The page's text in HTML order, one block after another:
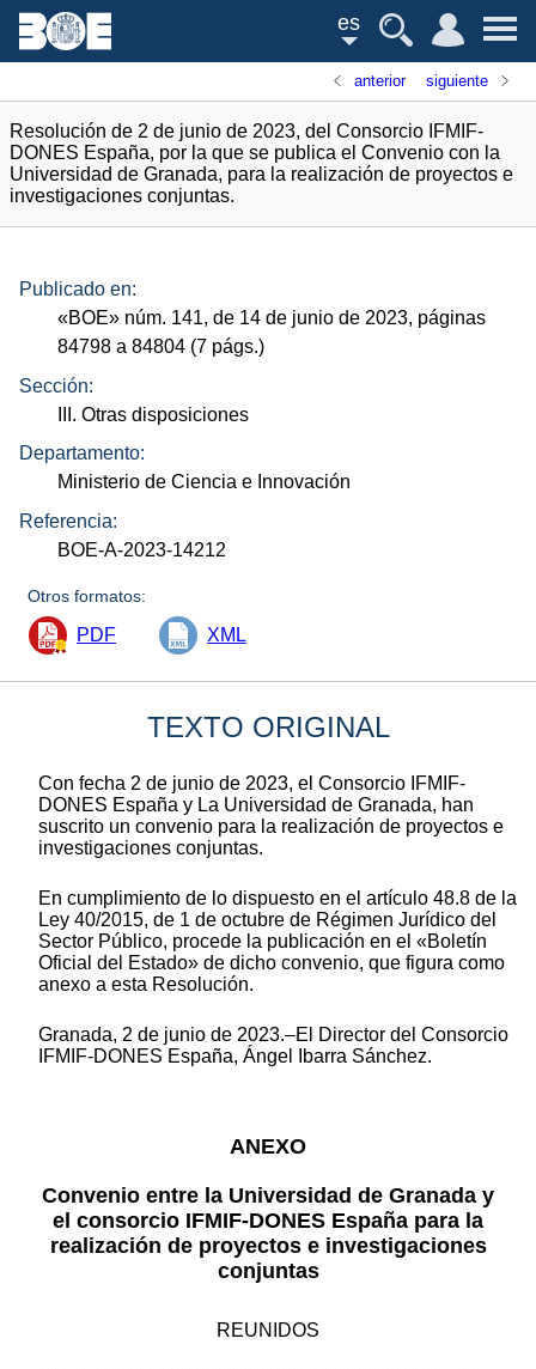
es
anterior siguiente
Resolución de 2 de junio de 2023, del Consorcio IFMIF-
DONES España, por la que se publica el Convenio con la
Universidad de Granada, para la realización de proyectos e
investigaciones conjuntas.
Publicado en:
«BOE» núm. 141, de 14 de junio de 2023, páginas
84798 a 84804 (7 págs.)
Sección:
III. Otras disposiciones
Departamento:
Ministerio de Ciencia e Innovación
Referencia:
BOE-A-2023-14212
Otros formatos:
PDF XML
TEXTO ORIGINAL
Con fecha 2 de junio de 2023, el Consorcio IFMIF-
DONES España y La Universidad de Granada, han
suscrito un convenio para la realización de proyectos e
investigaciones conjuntas.
En cumplimiento de lo dispuesto en el artículo 48.8 de la
Ley 40/2015, de 1 de octubre de Régimen Jurídico del
Sector Público, procede la publicación en el «Boletín
Oficial del Estado» de dicho convenio, que figura como
anexo a esta Resolución.
Granada, 2 de junio de 2023.–El Director del Consorcio
IFMIF-DONES España, Ángel Ibarra Sánchez.
ANEXO
Convenio entre la Universidad de Granada y
el consorcio IFMIF-DONES España para la
realización de proyectos e investigaciones
conjuntas
REUNIDOS